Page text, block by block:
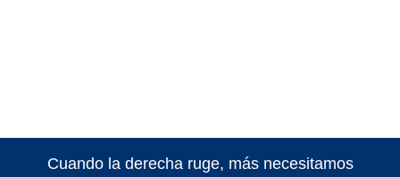
Cuando la derecha ruge, más necesitamos